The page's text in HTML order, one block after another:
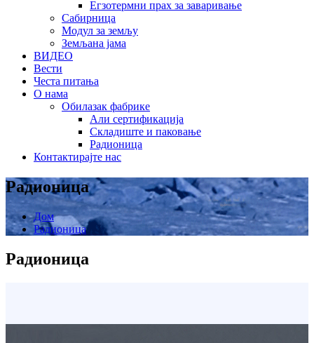
Егзотермни прах за заваривање
Сабирница
Модул за земљу
Земљана јама
ВИДЕО
Вести
Честа питања
О нама
Обилазак фабрике
Али сертификација
Складиште и паковање
Радионица
Контактирајте нас
Радионица
Дом
Радионица
Радионица